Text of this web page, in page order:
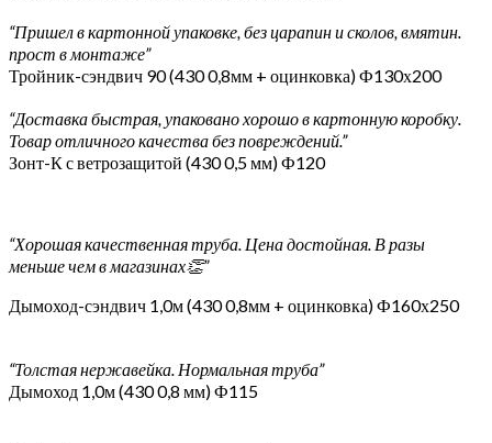
“Пришел в картонной упаковке, без царапин и сколов, вмятин.
прост в монтаже”
Тройник-сэндвич 90 (430 0,8мм + оцинковка) Ф130х200
“Доставка быстрая, упаковано хорошо в картонную коробку.
Товар отличного качества без повреждений.”
Зонт-К с ветрозащитой (430 0,5 мм) Ф120
“Хорошая качественная труба. Цена достойная. В разы
меньше чем в магазинах👏”
Дымоход-сэндвич 1,0м (430 0,8мм + оцинковка) Ф160х250
“Толстая нержавейка. Нормальная труба”
Дымоход 1,0м (430 0,8 мм) Ф115